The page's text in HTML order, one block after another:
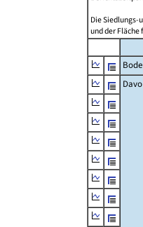
Die Siedlungs-
und der Fläche